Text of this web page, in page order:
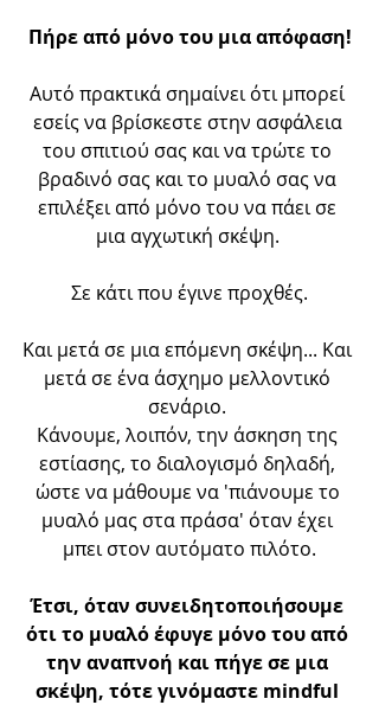
Πήρε από μόνο του μια απόφαση!
Αυτό πρακτικά σημαίνει ότι μπορεί
εσείς να βρίσκεστε στην ασφάλεια
του σπιτιού σας και να τρώτε το
βραδινό σας και το μυαλό σας να
επιλέξει από μόνο του να πάει σε
μια αγχωτική σκέψη.
Σε κάτι που έγινε προχθές.
Και μετά σε μια επόμενη σκέψη... Και
μετά σε ένα άσχημο μελλοντικό
σενάριο.
Κάνουμε, λοιπόν, την άσκηση της
εστίασης, το διαλογισμό δηλαδή,
ώστε να μάθουμε να 'πιάνουμε το
μυαλό μας στα πράσα' όταν έχει
μπει στον αυτόματο πιλότο.
Έτσι, όταν συνειδητοποιήσουμε
ότι το μυαλό έφυγε μόνο του από
την αναπνοή και πήγε σε μια
σκέψη, τότε γινόμαστε mindful